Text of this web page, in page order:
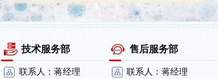
技术服务部
联系人：蒋经理
售后服务部
联系人：蒋经理